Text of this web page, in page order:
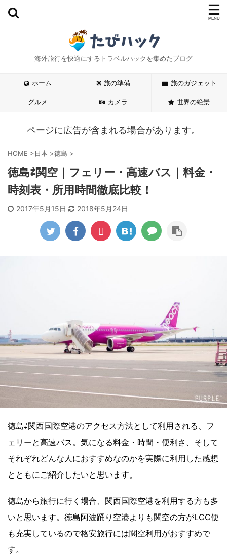
海外旅行を快適にするトラベルハックを集めたブログ
ホーム 旅の準備 旅のガジェット
グルメ カメラ 世界の絶景
ページに広告が含まれる場合があります。
HOME >日本 >徳島 >
徳島⇄関空｜フェリー・高速バス｜料金・
時刻表・所用時間徹底比較！
2017年5月15日 2018年5月24日
徳島⇄関西国際空港のアクセス方法として利用される、フ
ェリーと高速バス。気になる料金・時間・便利さ、そして
それぞれどんな人におすすめなのかを実際に利用した感想
とともにご紹介したいと思います。
徳島から旅行に行く場合、関西国際空港を利用する方も多
いと思います。徳島阿波踊り空港よりも関空の方がLCC便
も充実しているので格安旅行には関空利用がおすすめで
す。